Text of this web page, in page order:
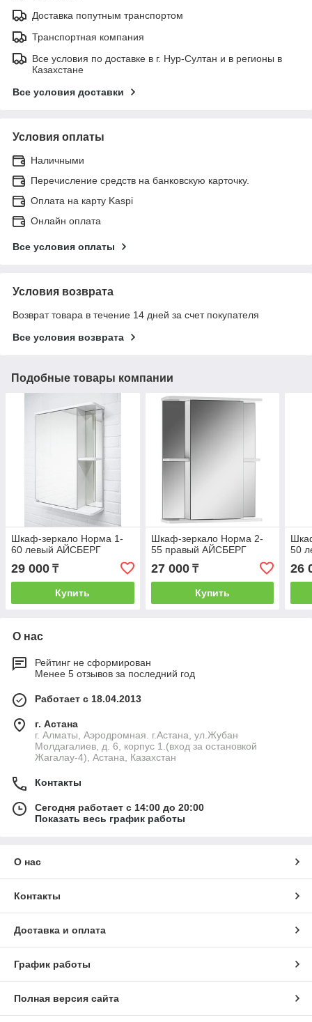
Доставка попутным транспортом
Транспортная компания
Все условия по доставке в г. Нур-Султан и в регионы в
Казахстане
Все условия доставки
Условия оплаты
Наличными
Перечисление средств на банковскую карточку.
Оплата на карту Kaspi
Онлайн оплата
Все условия оплаты
Условия возврата
Возврат товара в течение 14 дней за счет покупателя
Все условия возврата
Подобные товары компании
Шкаф-зеркало Норма 1-
60 левый АЙСБЕРГ
29 000 ₸
Купить
Шкаф-зеркало Норма 2-
55 правый АЙСБЕРГ
27 000₸
Купить
50
26
О нас
Рейтинг не сформирован
Менее 5 отзывов за последний год
Работает с 18.04.2013
г. Астана
г. Алматы, Аэродромная. г.Астана, ул.Жубан
Молдагалиев, д. 6, корпус 1.(вход за остановкой
Жагалау-4), Астана, Казахстан
Контакты
Сегодня работает с 14:00 до 20:00
Показать весь график работы
О нас
Контакты
Доставка и оплата
График работы
Полная версия сайта